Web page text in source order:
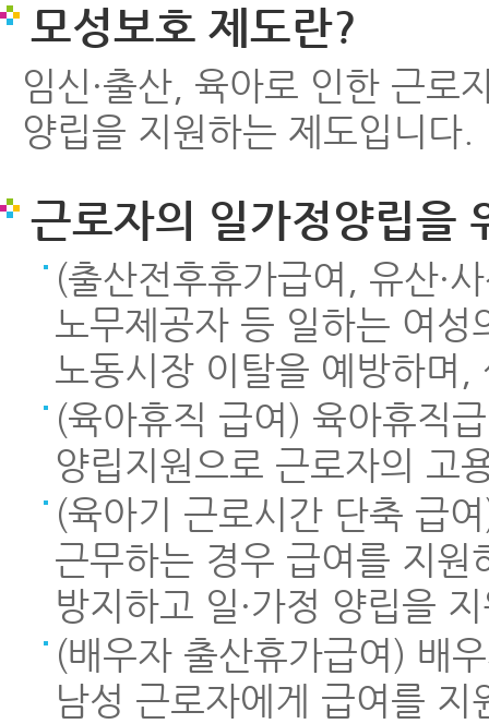
모성보호 제도란?
임신·출산, 육아로 인한 근로
양립을 지원하는 제도입니다.
근로자의 일가정양립을
(출산전후휴가급여, 유산·
노무제공자 등 일하는 여
노동시장 이탈을 예방하며,
(육아휴직 급여) 육아휴직
양립지원으로 근로자의 고
(육아기 근로시간 단축 급
근무하는 경우 급여를 지원
방지하고 일·가정 양립을
(배우자 출산휴가급여) 배
남성 근로자에게 급여를